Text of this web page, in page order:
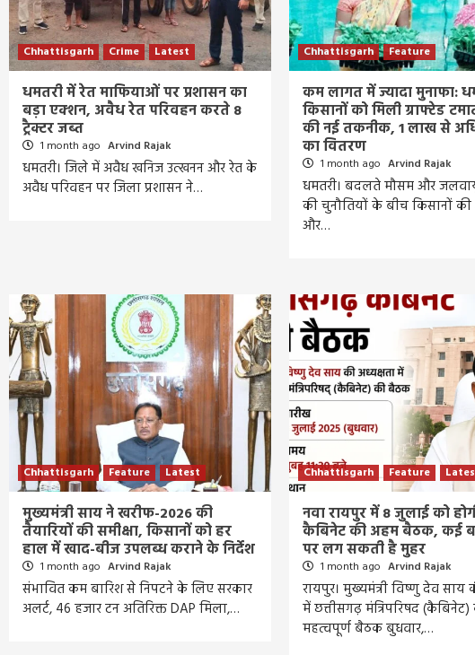
Chhattisgarh Crime Latest
धमतरी में रेत माफियाओं पर प्रशासन का
बड़ा एक्शन, अवैध रेत परिवहन करते 8
ट्रैक्टर जब्त
1 month ago Arvind Rajak
धमतरी। जिले में अवैध खनिज उत्खनन और रेत के
अवैध परिवहन पर जिला प्रशासन ने…
Chhattisgarh Feature
कम लागत में ज्यादा मुनाफा:
किसानों को मिली ग्राफ्टेड
की नई तकनीक, 1 लाख से
का वितरण
1 month ago Arvind Rajak
धमतरी। बदलते मौसम और
की चुनौतियों के बीच किसानों
और…
Chhattisgarh Feature Latest
मुख्यमंत्री साय ने खरीफ-2026 की
तैयारियों की समीक्षा, किसानों को हर
हाल में खाद-बीज उपलब्ध कराने के निर्देश
1 month ago Arvind Rajak
संभावित कम बारिश से निपटने के लिए सरकार
अलर्ट, 46 हजार टन अतिरिक्त DAP मिला,…
Chhattisgarh Feature
नवा रायपुर में 8 जुलाई को
कैबिनेट की अहम बैठक, कई
पर लग सकती है मुहर
1 month ago Arvind Rajak
रायपुर। मुख्यमंत्री विष्णु देव साय
में छत्तीसगढ़ मंत्रिपरिषद
महत्वपूर्ण बैठक बुधवार,…